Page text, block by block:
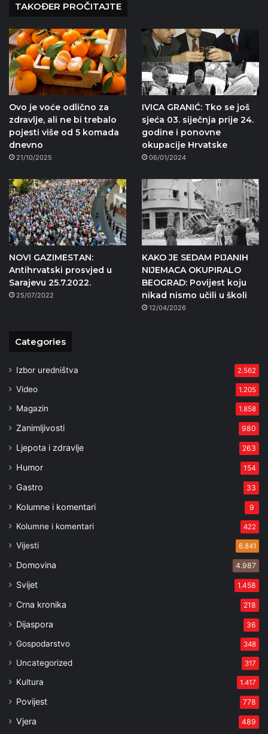
TAKOĐER PROČITAJTE
Ovo je voće odlično za
zdravlje, ali ne bi trebalo
pojesti više od 5 komada
dnevno
21/10/2025
IVICA GRANIĆ: Tko se još
sjeća 03. siječnja prije 24.
godine i ponovne
okupacije Hrvatske
06/01/2024
NOVI GAZIMESTAN:
Antihrvatski prosvjed u
Sarajevu 25.7.2022.
25/07/2022
KAKO JE SEDAM PIJANIH
NIJEMACA OKUPIRALO
BEOGRAD: Povijest koju
nikad nismo učili u školi
12/04/2026
Categories
Izbor uredništva 2.562
Video 1.205
Magazin 1.858
Zanimljivosti 980
Ljepota i zdravlje 263
Humor 154
Gastro 33
Kolumne i komentari 9
Kolumne i komentari 422
Vijesti 6.841
Domovina 4.987
Svijet 1.458
Crna kronika 218
Dijaspora 36
Gospodarstvo 348
Uncategorized 317
Kultura 1.417
Povijest 778
Vjera 489